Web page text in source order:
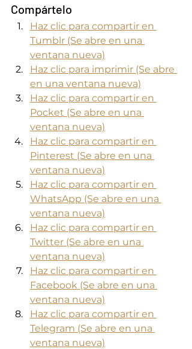
Compártelo
Haz clic para compartir en
Tumblr (Se abre en una
ventana nueva)
Haz clic para imprimir (Se abre
en una ventana nueva)
Haz clic para compartir en
Pocket (Se abre en una
ventana nueva)
Haz clic para compartir en
Pinterest (Se abre en una
ventana nueva)
Haz clic para compartir en
WhatsApp (Se abre en una
ventana nueva)
Haz clic para compartir en
Twitter (Se abre en una
ventana nueva)
Haz clic para compartir en
Facebook (Se abre en una
ventana nueva)
Haz clic para compartir en
Telegram (Se abre en una
ventana nueva)